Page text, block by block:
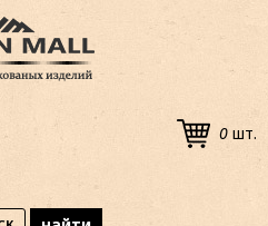
0 шт.